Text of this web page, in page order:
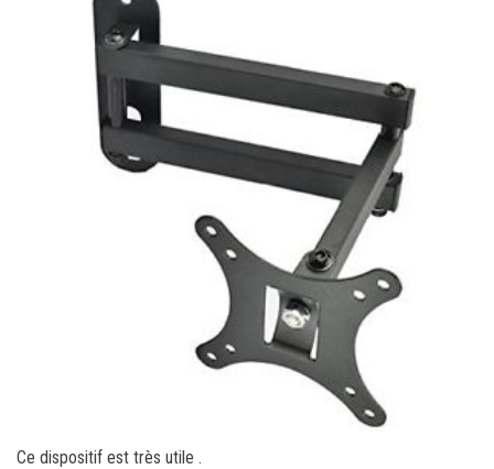
Ce dispositif est très utile .